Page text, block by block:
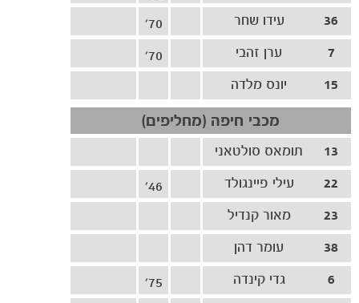
36
עידו שחר
70'
7
ערן זהבי
70'
15
יונס מלדה
מכבי חיפה (מחליפים)
13
תומאס סולטאני
22
עילי פיינגולד
46'
23
מאור קנדיל
38
עומר דהן
6
גדי קינדה 75'